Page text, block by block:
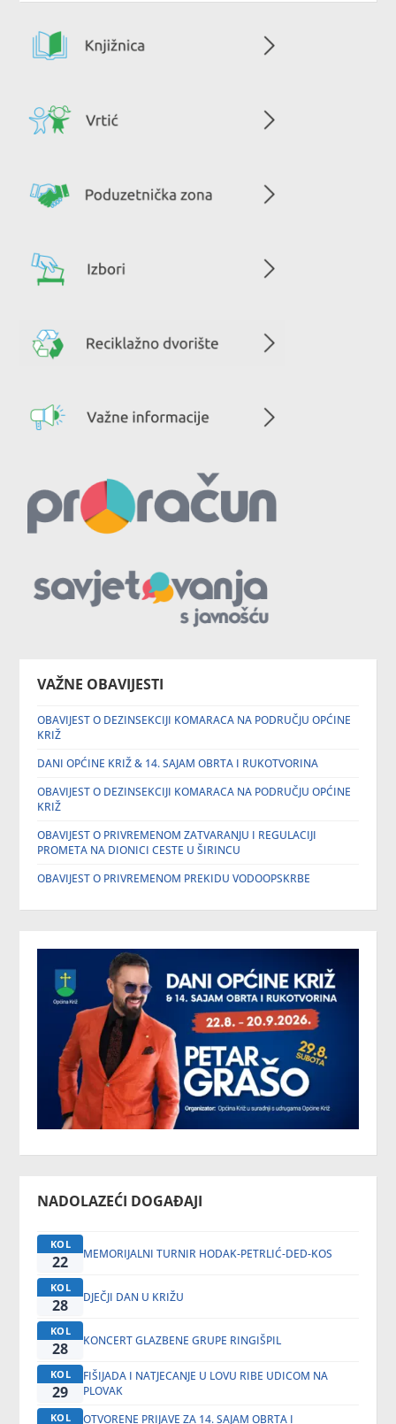
VAŽNE OBAVIJESTI
OBAVIJEST O DEZINSEKCIJI KOMARACA NA PODRUČJU OPĆINE
KRIŽ
DANI OPĆINE KRIŽ & 14. SAJAM OBRTA I RUKOTVORINA
OBAVIJEST O DEZINSEKCIJI KOMARACA NA PODRUČJU OPĆINE
KRIŽ
OBAVIJEST O PRIVREMENOM ZATVARANJU I REGULACIJI
PROMETA NA DIONICI CESTE U ŠIRINCU
OBAVIJEST O PRIVREMENOM PREKIDU VODOOPSKRBE
NADOLAZEĆI DOGAĐAJI
KOL
22 MEMORIJALNI TURNIR HODAK-PETRLIĆ-DED-KOS
KOL
28 DJEČJI DAN U KRIŽU
KOL
28 KONCERT GLAZBENE GRUPE RINGIŠPIL
KOL
29
FIŠIJADA I NATJECANJE U LOVU RIBE UDICOM NA
PLOVAK
KOL OTVORENE PRIJAVE ZA 14. SAJAM OBRTA I